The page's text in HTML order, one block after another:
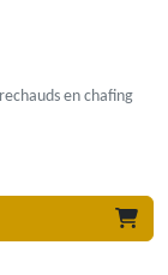
en chafing